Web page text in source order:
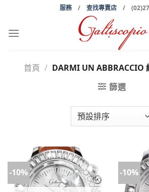
content
服務/ 查找專賣店 /
首頁 / DARMI UN ABBRACCIO
篩選
-10% -10%